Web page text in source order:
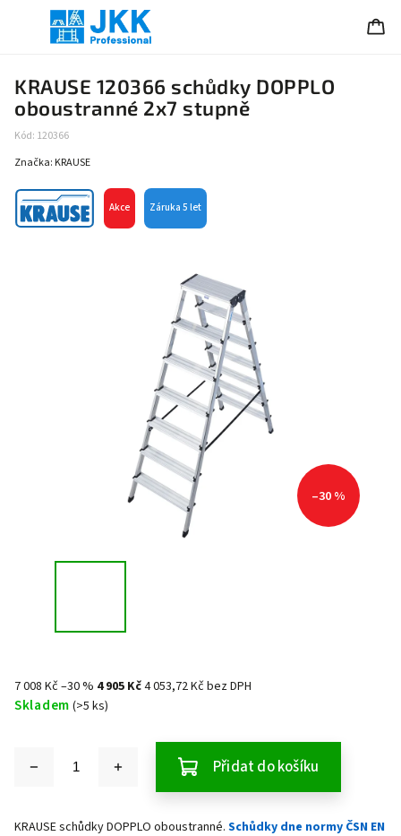
KRAUSE 120366 schůdky DOPPLO
oboustranné 2x7 stupně
Kód: 120366
Akce Záruka 5 let
Značka: KRAUSE
–30 %
7 008 Kč–30 % 4 905 Kč4 053,72 Kč bez DPH
Skladem (>5 ks)
Přidat do košíku
KRAUSE schůdky DOPPLO oboustranné. Schůdky dne normy ČSN EN